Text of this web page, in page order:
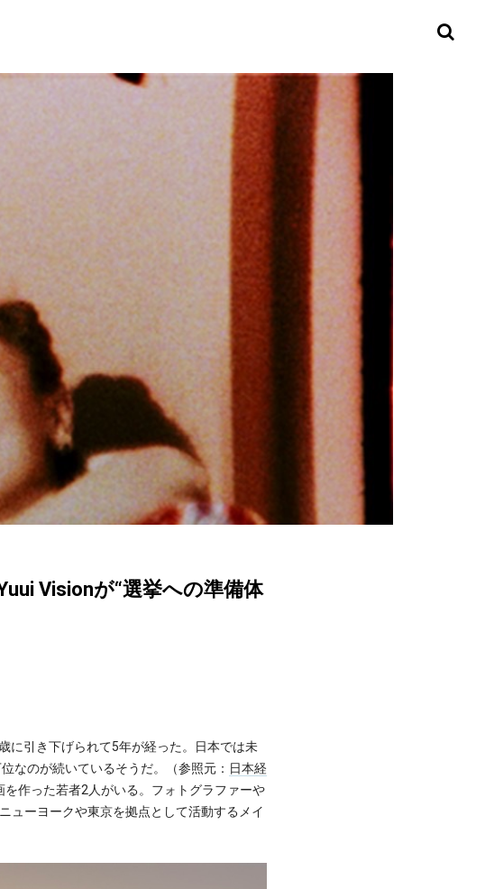
Visionが“選挙への準備体
に引き下げられて5年が経った。日本では未
なのが続いているそうだ。（参照元： 日本経
作った若者2人がいる。フォトグラファーや
ューヨークや東京を拠点として活動するメイ